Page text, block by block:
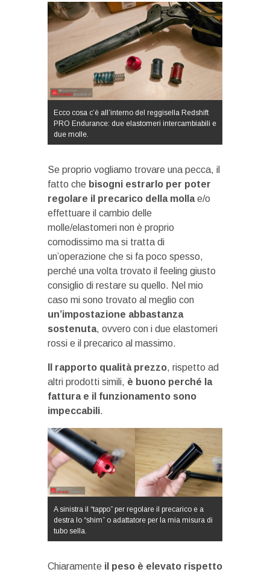
Ecco cosa c’è all’interno del reggisella Redshift
PRO Endurance: due elastomeri intercambiabili e
due molle.
Se proprio vogliamo trovare una pecca, il
fatto che bisogni estrarlo per poter
regolare il precarico della mollae/o
effettuare il cambio delle
molle/elastomeri non è proprio
comodissimo ma si tratta di
un’operazione che si fa poco spesso,
perché una volta trovato il feeling giusto
consiglio di restare su quello. Nel mio
caso mi sono trovato al meglio con
un’impostazione abbastanza
sostenuta, ovvero con i due elastomeri
rossi e il precarico al massimo.
Il rapporto qualità prezzo, rispetto ad
altri prodotti simili, è buono perché la
fattura e il funzionamento sono
impeccabili.
A sinistra il “tappo” per regolare il precarico e a
destra lo “shim” o adattatore per la mia misura di
tubo sella.
Chiaramente il peso è elevato rispetto